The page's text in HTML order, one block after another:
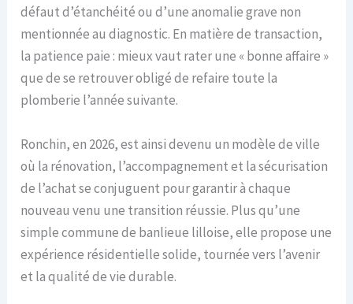
défaut d’étanchéité ou d’une anomalie grave non
mentionnée au diagnostic. En matière de transaction,
la patience paie : mieux vaut rater une « bonne affaire »
que de se retrouver obligé de refaire toute la
plomberie l’année suivante.
Ronchin, en 2026, est ainsi devenu un modèle de ville
où la rénovation, l’accompagnement et la sécurisation
de l’achat se conjuguent pour garantir à chaque
nouveau venu une transition réussie. Plus qu’une
simple commune de banlieue lilloise, elle propose une
expérience résidentielle solide, tournée vers l’avenir
et la qualité de vie durable.